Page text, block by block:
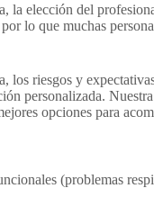
la elección del
lo que muchas
los riesgos y
personalizada. Nuestra
opciones para
(problemas